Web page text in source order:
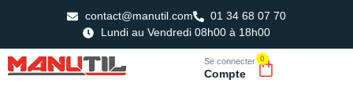
contact@manutil.com
01 34 68 07 70
Lundi au Vendredi 08h00 à 18h00
Se connecter
Compte
0